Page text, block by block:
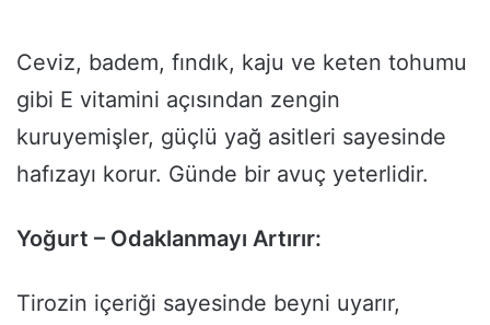
Ceviz, badem, fındık, kaju ve keten tohumu
gibi E vitamini açısından zengin
kuruyemişler, güçlü yağ asitleri sayesinde
hafızayı korur. Günde bir avuç yeterlidir.
Yoğurt – Odaklanmayı Artırır:
Tirozin içeriği sayesinde beyni uyarır,